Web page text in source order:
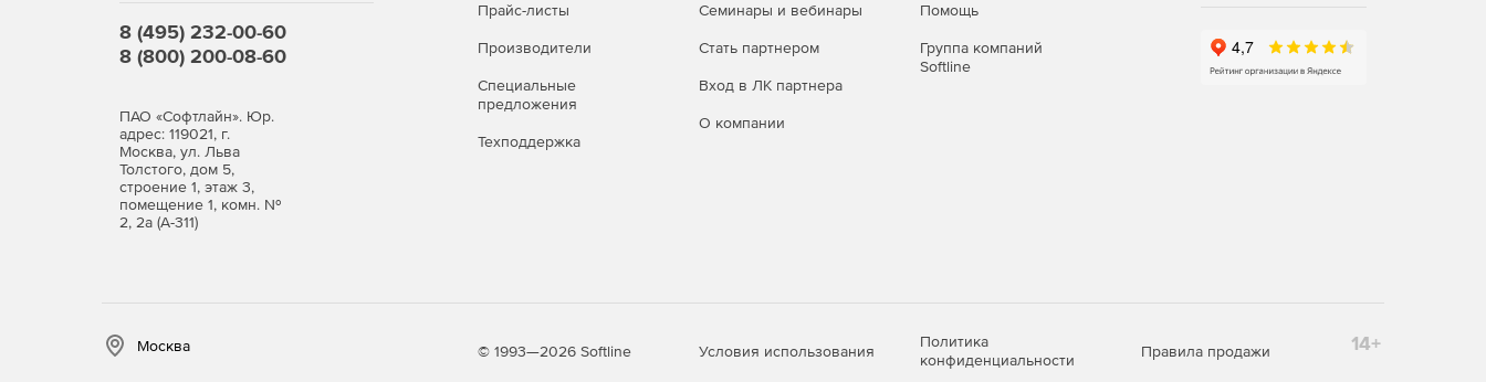
8 (495) 232-00-60
8 (800) 200-08-60
ПАО «Софтлайн». Юр.
адрес: 119021, г.
Москва, ул. Льва
Толстого, дом 5,
строение 1, этаж 3,
помещение 1, комн. №
2, 2а (А-311)
Прайс-листы
Производители
Специальные
предложения
Техподдержка
Семинары и вебинары
Стать партнером
Вход в ЛК партнера
О компании
Помощь
Группа компаний
Softline
Москва © 1993—2026 Softline Условия использования
Политика
конфиденциальности
Правила продажи 14+